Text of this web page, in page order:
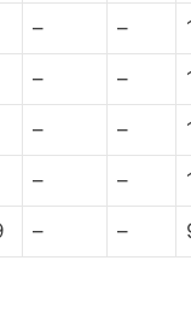
– –
– –
– –
– –
– –